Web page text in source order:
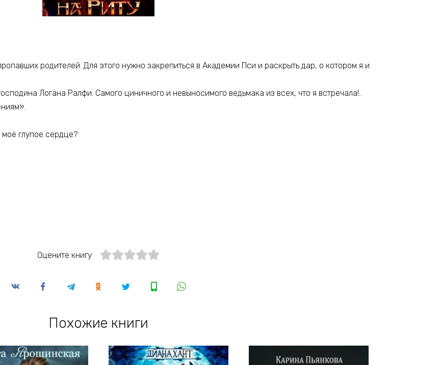
родителей. Для этого нужно закрепиться в Академии Пси и раскрыть дар, о котором я и
Логана Ралфи. Самого циничного и невыносимого ведьмака из всех, что я встречала!..
моё глупое сердце?
Оцените книгу
Похожие книги